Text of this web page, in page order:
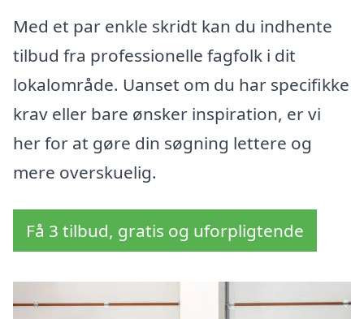
Med et par enkle skridt kan du indhente
tilbud fra professionelle fagfolk i dit
lokalområde. Uanset om du har specifikke
krav eller bare ønsker inspiration, er vi
her for at gøre din søgning lettere og
mere overskuelig.
Få 3 tilbud, gratis og uforpligtende